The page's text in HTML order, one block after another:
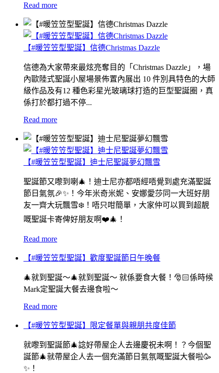
Read more
【#暖笠笠型聖誕】信德Christmas Dazzle
信德為大家帶來最炫亮奪目的「Christmas Dazzle」，場
內歐陸式聖誕小屋場景佈置內展出 10 件別具特色的大師
級作品及有12 種色彩星光玻璃球打造的巨型聖誕圈，真
係打於都打過不停...
Read more
【#暖笠笠型聖誕】迪士尼聖誕夢幻飄雪
聖誕節又嚟到喇🎄！迪士尼亦都唔經唔覺到處充滿聖誕
節日氣氛🎉✨！今年米奇米妮、安娜愛莎同一大班好朋
友一齊大玩飄雪❄️！唔只咁簡單，大家仲可以買到超靚
嘅聖誕卡寄俾好朋友啊❤️🎄！
Read more
【#暖笠笠型聖誕】歡度聖誕節日午晚餐
🎄就到聖誕～🎄就到聖誕～ 就係要食大餐！🎅🏻係時候
Mark定聖誕大餐去邊食啦～
Read more
【#暖笠笠型聖誕】限定餐單與親朋共度佳節
就嚟到聖誕節🎄諗好帶屋企人去邊慶祝未啊！？今個聖
誕節🎄就帶屋企人去一個充滿節日氣氛嘅聖誕大餐啦🥳
✨！